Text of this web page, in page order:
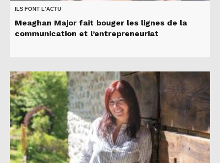
ILS FONT L'ACTU
Meaghan Major fait bouger les lignes de la
communication et l’entrepreneuriat